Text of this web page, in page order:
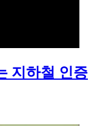
지하철 인증